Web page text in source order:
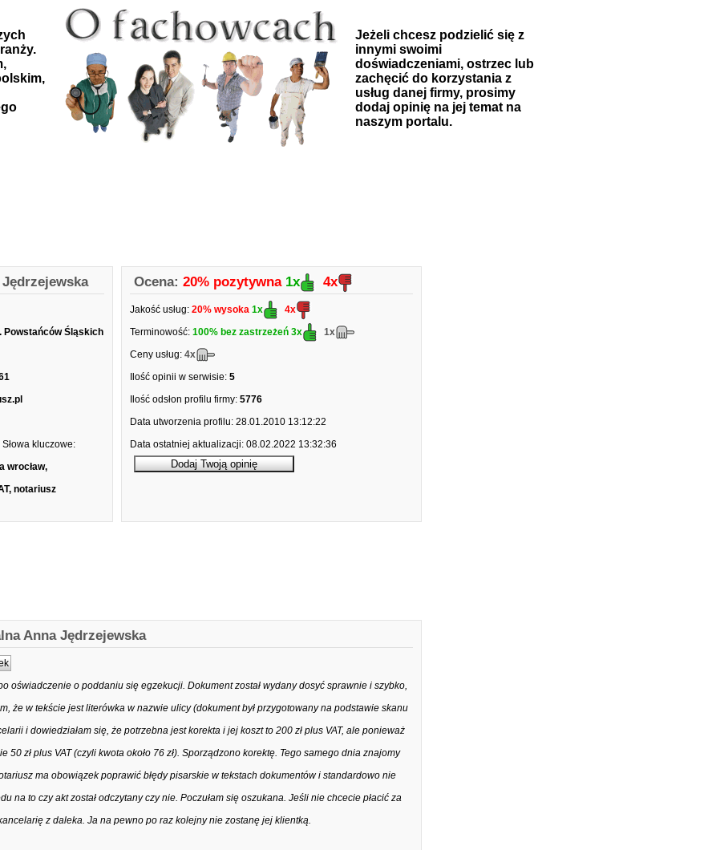
Jeżeli chcesz podzielić się z
innymi swoimi
doświadczeniami, ostrzec lub
zachęcić do korzystania z
usług danej firmy, prosimy
dodaj opinię na jej temat na
naszym portalu.
Powstańców Śląskich
Słowa kluczowe:
wrocław,
notariusz
Ocena: 20% pozytywna 1x 4x
Jakość usług: 20% wysoka 1x
4x
Terminowość: 100% bez zastrzeżeń 3x
1x
Ceny usług: 4x
Ilość opinii w serwisie: 5
Ilość odsłon profilu firmy: 5776
Data utworzenia profilu: 28.01.2010 13:12:22
Data ostatniej aktualizacji: 08.02.2022 13:32:36
Anna Jędrzejewska
oświadczenie o poddaniu się egzekucji. Dokument został wydany dosyć sprawnie i szybko,
że w tekście jest literówka w nazwie ulicy (dokument był przygotowany na podstawie skanu
i dowiedziałam się, że potrzebna jest korekta i jej koszt to 200 zł plus VAT, ale ponieważ
zł plus VAT (czyli kwota około 76 zł). Sporządzono korektę. Tego samego dnia znajomy
ma obowiązek poprawić błędy pisarskie w tekstach dokumentów i standardowo nie
na to czy akt został odczytany czy nie. Poczułam się oszukana. Jeśli nie chcecie płacić za
z daleka. Ja na pewno po raz kolejny nie zostanę jej klientką.